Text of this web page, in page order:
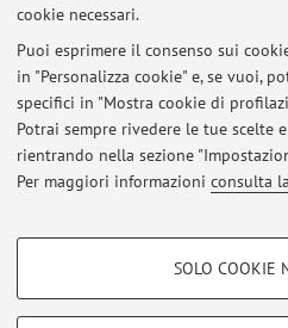
cookie necessari.
Puoi esprimere il consenso sui
in "Personalizza cookie" e, se vuoi,
specifici in "Mostra cookie di
Potrai sempre rivedere le tue scelte
rientrando nella sezione
Per maggiori informazioni consulta
COOKIE DI PROFILAZIONE -
SOLO COOKIE
Ultimi
Al momento non
Area riservata
Accedi tramiteloginper gestire tutti